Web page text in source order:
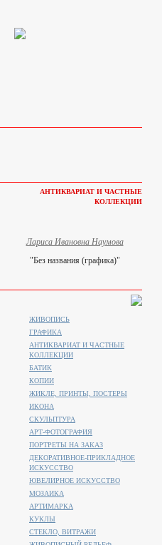
АНТИКВАРИАТ И ЧАСТНЫЕ
КОЛЛЕКЦИИ
Лариса Ивановна Наумова
"Без названия (графика)"
ЖИВОПИСЬ
ГРАФИКА
АНТИКВАРИАТ И ЧАСТНЫЕ
КОЛЛЕКЦИИ
БАТИК
КОПИИ
ЖИКЛЕ, ПРИНТЫ, ПОСТЕРЫ
ИКОНА
СКУЛЬПТУРА
АРТ-ФОТОГРАФИЯ
ПОРТРЕТЫ НА ЗАКАЗ
ДЕКОРАТИВНОЕ-ПРИКЛАДНОЕ
ИСКУССТВО
ЮВЕЛИРНОЕ ИСКУССТВО
МОЗАИКА
АРТИМАРКА
КУКЛЫ
СТЕКЛО, ВИТРАЖИ